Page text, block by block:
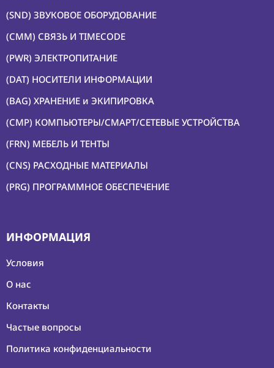
(SND) ЗВУКОВОЕ ОБОРУДОВАНИЕ
(CMM) СВЯЗЬ И TIMECODE
(PWR) ЭЛЕКТРОПИТАНИЕ
(DAT) НОСИТЕЛИ ИНФОРМАЦИИ
(BAG) ХРАНЕНИЕ и ЭКИПИРОВКА
(CMP) КОМПЬЮТЕРЫ/СМАРТ/СЕТЕВЫЕ УСТРОЙСТВА
(FRN) МЕБЕЛЬ И ТЕНТЫ
(CNS) РАСХОДНЫЕ МАТЕРИАЛЫ
(PRG) ПРОГРАММНОЕ ОБЕСПЕЧЕНИЕ
ИНФОРМАЦИЯ
Условия
О нас
Контакты
Частые вопросы
Политика конфиденциальности